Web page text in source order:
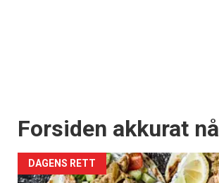
Forsiden akkurat nå
DAGENS RETT